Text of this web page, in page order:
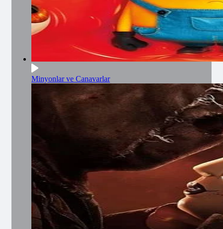
Minyonlar ve Canavarlar